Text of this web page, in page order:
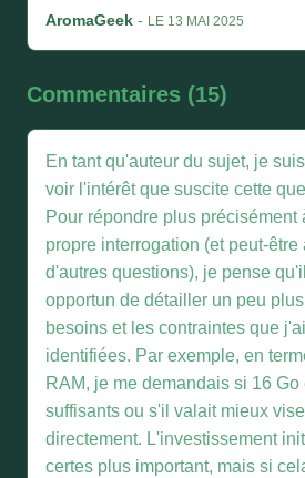
AromaGeek - LE 13 MAI 2025
Commentaires (15)
En tant qu'auteur du sujet, je
voir l'intérêt que suscite cette
Pour répondre plus précisément
propre interrogation (et peut-être
d'autres questions), je pense
opportun de détailler un peu
besoins et les contraintes que j'ai
identifiées. Par exemple, en
RAM, je me demandais si 16 Go
suffisants ou s'il valait mieux
directement. L'investissement
certes plus important, mais si